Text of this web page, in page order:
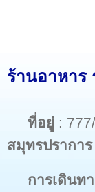
ร้านอาหาร
ที่อยู่ :
สมุทรปรากา
การเดินท